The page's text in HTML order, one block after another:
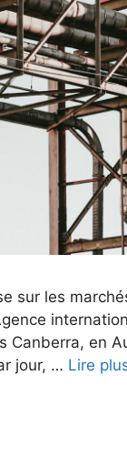
sur les
Canberra, en
jour, … Lire